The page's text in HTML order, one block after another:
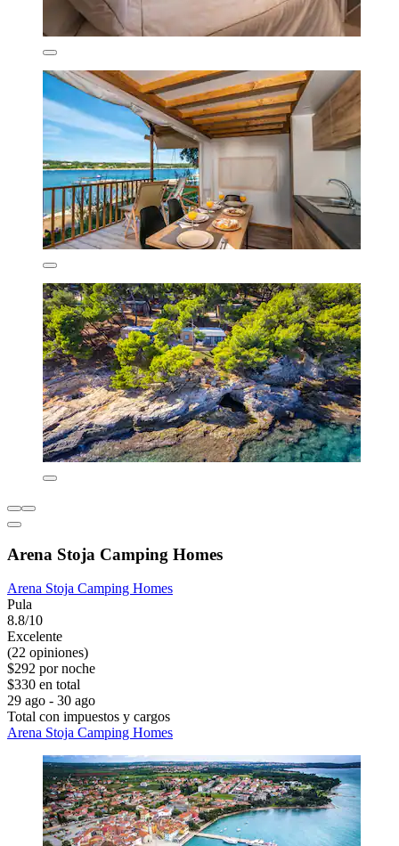
Arena Stoja Camping Homes
Arena Stoja Camping Homes
Pula
8.8/10
Excelente
(22 opiniones)
$292 por noche
$330 en total
29 ago - 30 ago
Total con impuestos y cargos
Arena Stoja Camping Homes